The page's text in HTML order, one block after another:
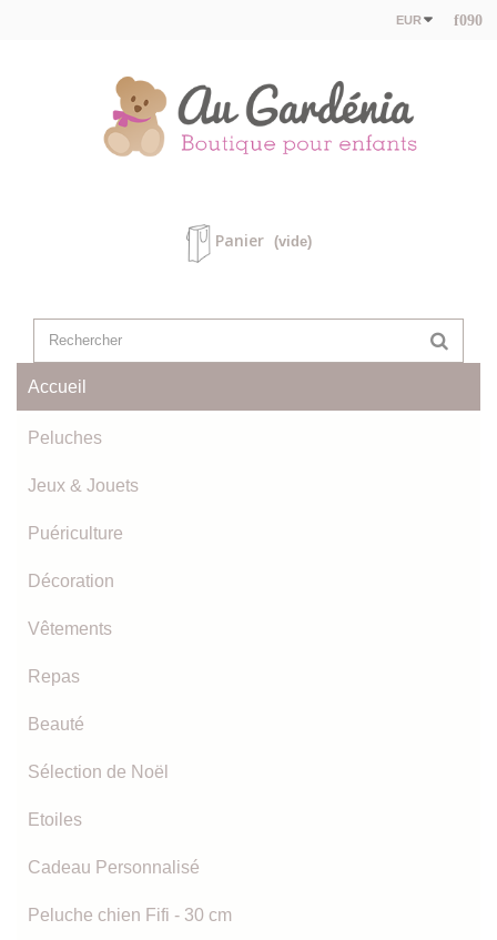
EUR
Panier (vide)
Accueil
Peluches
Jeux & Jouets
Puériculture
Décoration
Vêtements
Repas
Beauté
Sélection de Noël
Etoiles
Cadeau Personnalisé
Peluche chien Fifi - 30 cm